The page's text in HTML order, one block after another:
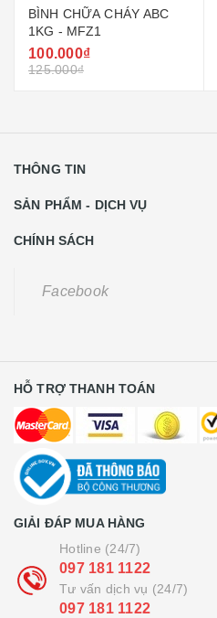
BÌNH CHỮA CHÁY BC
1KG - MFZ1
100.000₫
115.000₫
THÔNG TIN
SẢN PHẨM - DỊCH VỤ
CHÍNH SÁCH
Facebook
HỖ TRỢ THANH TOÁN
GIẢI ĐÁP MUA HÀNG
Hotline (24/7)
097 181 1122
Tư vấn dịch vụ (24/7)
097 181 1122